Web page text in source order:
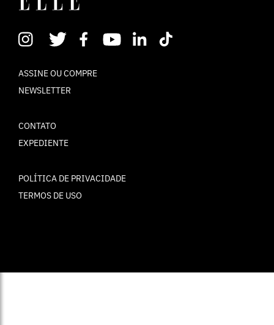
ASSINE OU COMPRE
NEWSLETTER
CONTATO
EXPEDIENTE
POLÍTICA DE PRIVACIDADE
TERMOS DE USO